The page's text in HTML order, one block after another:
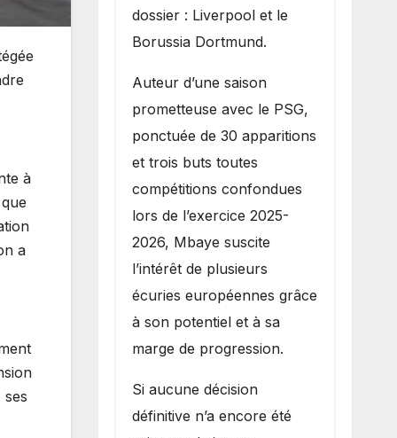
à
a
ses
dossier : Liverpool et le
Borussia Dortmund.
Auteur d’une saison
prometteuse avec le PSG,
ponctuée de 30 apparitions
et trois buts toutes
compétitions confondues
lors de l’exercice 2025-
2026, Mbaye suscite
l’intérêt de plusieurs
écuries européennes grâce
à son potentiel et à sa
marge de progression.
Si aucune décision
définitive n’a encore été